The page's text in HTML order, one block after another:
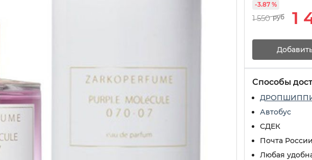
1 550 руб 1
-3.87 %
Способы
Автобус
СДЕК
Почта России
Любая